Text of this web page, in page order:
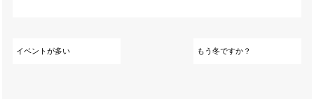
イベントが多い もう冬ですか？